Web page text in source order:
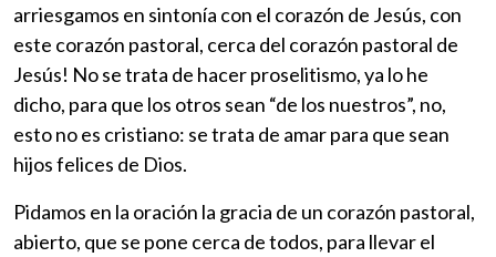
arriesgamos en sintonía con el corazón de Jesús, con
este corazón pastoral, cerca del corazón pastoral de
Jesús! No se trata de hacer proselitismo, ya lo he
dicho, para que los otros sean “de los nuestros”, no,
esto no es cristiano: se trata de amar para que sean
hijos felices de Dios.
Pidamos en la oración la gracia de un corazón pastoral,
abierto, que se pone cerca de todos, para llevar el